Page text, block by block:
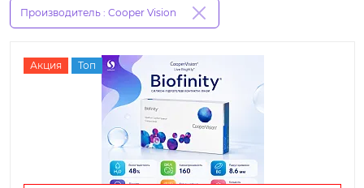
Производитель : Cooper Vision
Акция Топ